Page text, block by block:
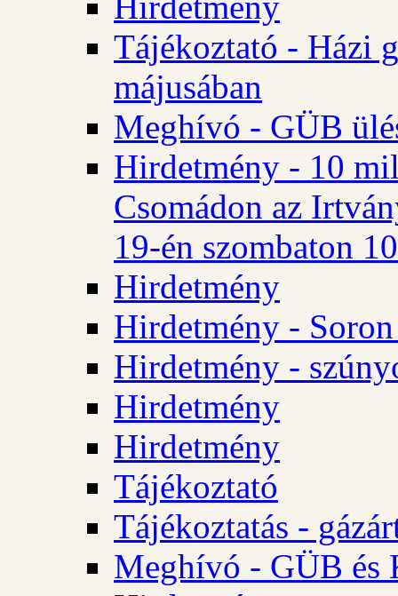
Tájékoztató - Házi
májusában
Meghívó - GÜB
Hirdetmény - 10
Csomádon az
19-én szombaton
Hirdetmény
Hirdetmény -
Hirdetmény -
Hirdetmény
Hirdetmény
Tájékoztató
Tájékoztatás -
Meghívó - GÜB és